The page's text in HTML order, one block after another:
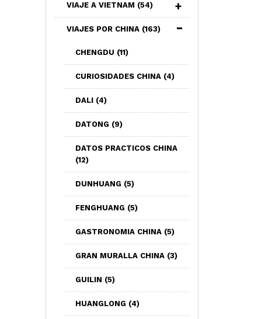
VIAJE A VIETNAM (54)
VIAJES POR CHINA (163)
CHENGDU (11)
CURIOSIDADES CHINA (4)
DALI (4)
DATONG (9)
DATOS PRACTICOS CHINA
(12)
DUNHUANG (5)
FENGHUANG (5)
GASTRONOMIA CHINA (5)
GRAN MURALLA CHINA (3)
GUILIN (5)
HUANGLONG (4)